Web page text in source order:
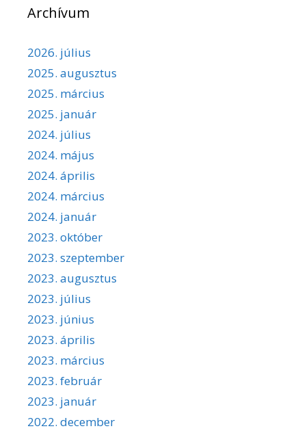
Archívum
2026. július
2025. augusztus
2025. március
2025. január
2024. július
2024. május
2024. április
2024. március
2024. január
2023. október
2023. szeptember
2023. augusztus
2023. július
2023. június
2023. április
2023. március
2023. február
2023. január
2022. december